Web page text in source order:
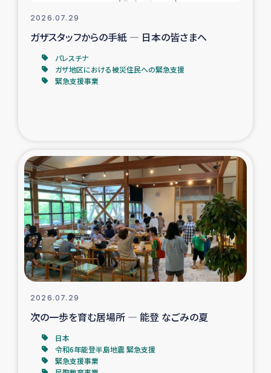
ガザ空爆被災者への食料支援と農家生産支援
ガザ地区における羊の畜産支援
ガザ地区酪農を通した女性グループの生計支援
ふりかけ普及と食生活改善による栄養改善事業
フェアトレード事業
緊急支援事業
女性の生計向上を通じた子どもの栄養改善事業
2026.07.29
ガザスタッフからの手紙 ― 日本の皆さまへ
パレスチナ
ガザ地区における被災住民への緊急支援
緊急支援事業
2026.07.29
次の一歩を育む居場所 ― 能登 なごみの夏
日本
令和6年能登半島地震 緊急支援
緊急支援事業